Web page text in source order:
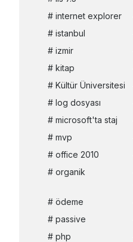
internet explorer
istanbul
izmir
kitap
Kültür Üniversitesi
log dosyası
microsoft'ta staj
mvp
office 2010
organik
ödeme
passive
php